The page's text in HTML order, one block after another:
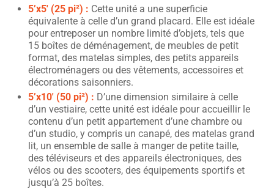
5’x5′ (25 pi²) : Cette unité a une superficie
équivalente à celle d’un grand placard. Elle est idéale
pour entreposer un nombre limité d’objets, tels que
15 boîtes de déménagement, de meubles de petit
format, des matelas simples, des petits appareils
électroménagers ou des vêtements, accessoires et
décorations saisonniers.
5’x10′ (50 pi²) : D’une dimension similaire à celle
d’un vestiaire, cette unité est idéale pour accueillir le
contenu d’un petit appartement d’une chambre ou
d’un studio, y compris un canapé, des matelas grand
lit, un ensemble de salle à manger de petite taille,
des téléviseurs et des appareils électroniques, des
vélos ou des scooters, des équipements sportifs et
jusqu’à 25 boîtes.